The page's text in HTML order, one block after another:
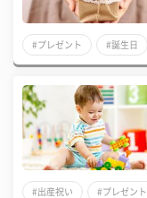
#プレゼント #誕生日
#出産祝い #プレゼント